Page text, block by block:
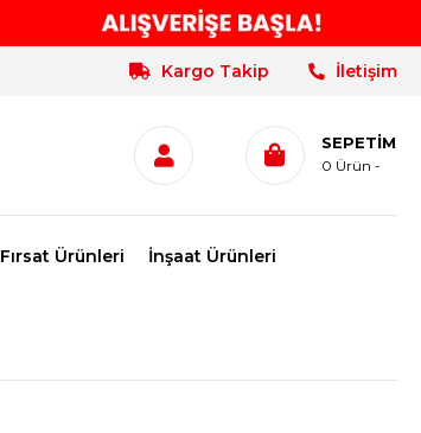
Kargo Takip İletişim
SEPETIM
0 Ürün
Fırsat Ürünleri İnşaat Ürünleri